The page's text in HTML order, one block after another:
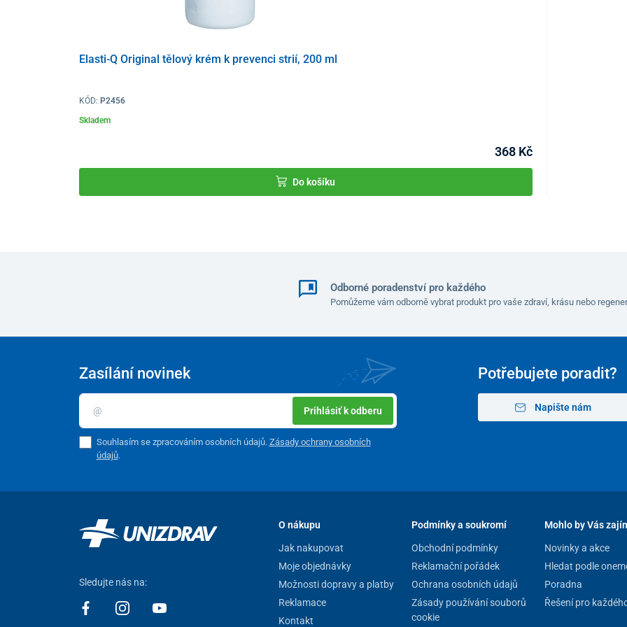
Elasti-Q Original tělový krém k prevenci strií, 200 ml
KÓD: P2456
Skladem
368 Kč
Do košíku
Odborné poradenství pro každého
Pomůžeme vám odborně vybrat produkt pro vaše zdraví, krásu nebo
Potřebujete poradit?
Napište nám
Zasílání novinek
Prihlásiť k odberu
Souhlasím se zpracováním osobních údajů. Zásady ochrany osobních
údajů.
Sledujte nás na:
O nákupu
Jak nakupovat
Moje objednávky
Možnosti dopravy a platby
Reklamace
Kontakt
Podmínky a soukromí
Obchodní podmínky
Reklamační pořádek
Ochrana osobních údajů
Zásady používání souborů
cookie
Mohlo by Vás
Novinky a akce
Hledat podle
Poradna
Řešení pro